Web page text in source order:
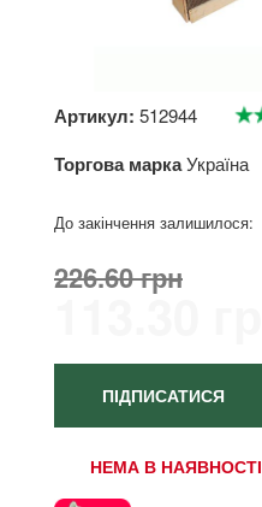
Артикул: 512944
Торгова маркаУкраїна
До закінчення залишилося:
226.60 грн
113.30 грн
ПІДПИСАТИСЯ
НЕМА В НАЯВНОСТІ